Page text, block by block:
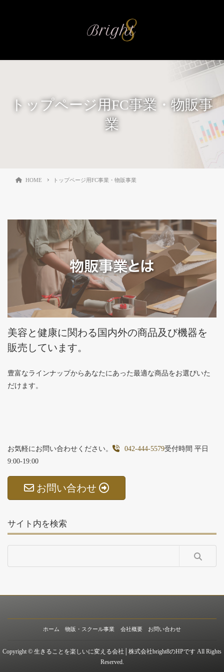
トップページ用FC事業・物販事
業
HOME トップページ用FC事業・物販事業
美容と健康に関わる国内外の商品及び機器を
販売しています。
豊富なラインナップからあなたにあった最適な商品をお選びいた
だけます。
お気軽にお問い合わせください。 042-444-5579受付時間 平日
9:00-19:00
お問い合わせ
サイト内を検索
ホーム 物販・スクール事業 会社概要 お問い合わせ
Copyright © 生きることを楽しいに変える会社│株式会社bright8のHPです All Rights
Reserved.